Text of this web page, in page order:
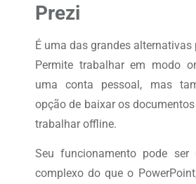
Prezi
É uma das grandes alternativas
Permite trabalhar em modo
uma conta pessoal, mas
opção de baixar os
trabalhar offline.
Seu funcionamento pode
complexo do que o